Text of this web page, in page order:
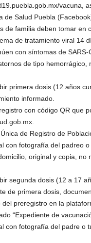
vacuna,
de Salud Puebla
de familia deben tomar en
de tratamiento viral 14
con síntomas de
de tipo
primera dosis (12 años
informado.
con código QR que
de Registro de
con fotografía del padreo o
original y copia, no
segunda dosis (12 a 17
de primera dosis,
del preregistro en la
“Expediente de
con fotografía del padre o